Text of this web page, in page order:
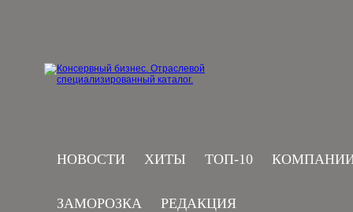
НОВОСТИ ХИТЫ ТОП-10
ЗАМОРОЗКА РЕДАКЦИЯ